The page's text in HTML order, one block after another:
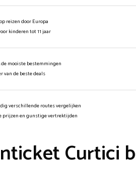
reizen door Europa
kinderen tot 11 jaar
de mooiste bestemmingen
van de beste deals
verschillende routes vergelijken
prijzen en gunstige vertrektijden
Curtici